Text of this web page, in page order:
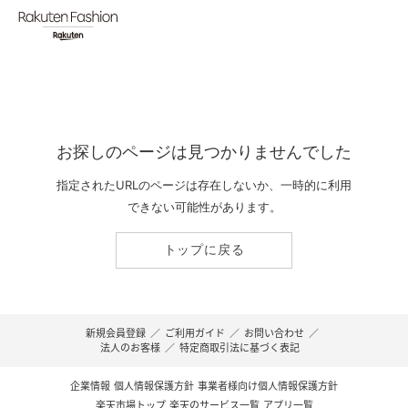
お探しのページは見つかりませんでした
指定されたURLのページは存在しないか、一時的に利用
できない可能性があります。
トップに戻る
新規会員登録 ／ ご利用ガイド ／ お問い合わせ ／
法人のお客様 ／ 特定商取引法に基づく表記
企業情報 個人情報保護方針 事業者様向け個人情報保護方針
楽天市場トップ 楽天のサービス一覧 アプリ一覧